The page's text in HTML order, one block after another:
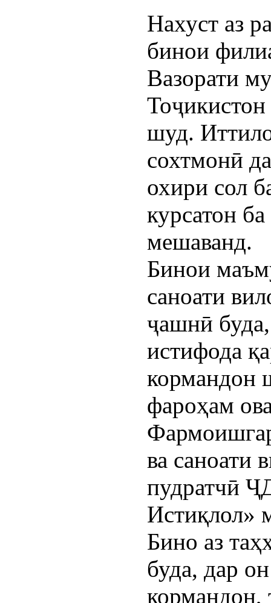
Нахуст аз
бинои
Вазорати
шуд.
сохтмонӣ
охири сол
курсатон
мешаванд.
Бинои
саноати
ҷашнӣ
истифода
кормандон
фароҳам
ва саноати
пудратчӣ
Истиқлол»
Бино аз
буда, дар
кормандон,